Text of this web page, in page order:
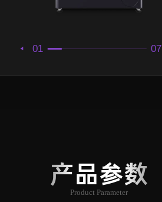
01 07
产品参数
Product Parameter